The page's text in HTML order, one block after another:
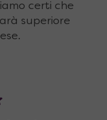
certi che
superiore